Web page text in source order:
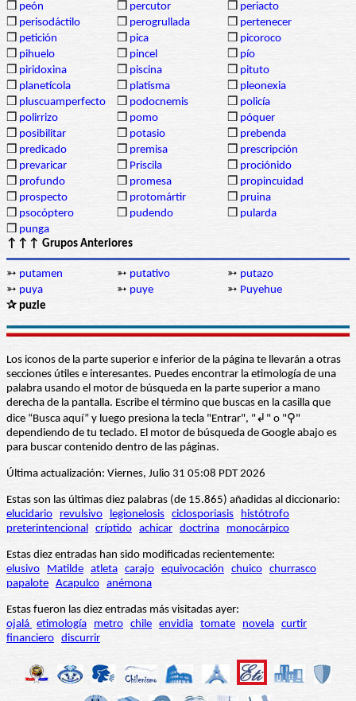
❒ peón ❒ percutor ❒ periacto
❒ perisodáctilo ❒ perogrullada ❒ pertenecer
❒ petición ❒ pica ❒ picoroco
❒ pihuelo ❒ pincel ❒ pío
❒ piridoxina ❒ piscina ❒ pituto
❒ planetícola ❒ platisma ❒ pleonexia
❒ pluscuamperfecto ❒ podocnemis ❒ policía
❒ polirrizo ❒ pomo ❒ póquer
❒ posibilitar ❒ potasio ❒ prebenda
❒ predicado ❒ premisa ❒ prescripción
❒ prevaricar ❒ Priscila ❒ prociónido
❒ profundo ❒ promesa ❒ propincuidad
❒ prospecto ❒ protomártir ❒ pruina
❒ psocóptero ❒ pudendo ❒ pularda
❒ punga
↑↑↑ Grupos Anteriores
➳ putamen ➳ putativo ➳ putazo
➳ puya ➳ puye ➳ Puyehue
✰ puzle
Los iconos de la parte superior e inferior de la página te llevarán a otras
secciones útiles e interesantes. Puedes encontrar la etimología de una
palabra usando el motor de búsqueda en la parte superior a mano
derecha de la pantalla. Escribe el término que buscas en la casilla que
dice “Busca aquí” y luego presiona la tecla "Entrar", "↲" o "⚲"
dependiendo de tu teclado. El motor de búsqueda de Google abajo es
para buscar contenido dentro de las páginas.
Última actualización: Viernes, Julio 31 05:08 PDT 2026
Estas son las últimas diez palabras (de 15.865) añadidas al diccionario:
elucidario
revulsivo legionelosis ciclosporiasis
histótrofo
preterintencional críptido achicar doctrina monocárpico
Estas diez entradas han sido modificadas recientemente:
elusivo
Matilde atleta carajo equivocación chuico churrasco
papalote Acapulco anémona
Estas fueron las diez entradas más visitadas ayer:
ojalá etimología metro chile envidia tomate novela curtir
financiero discurrir